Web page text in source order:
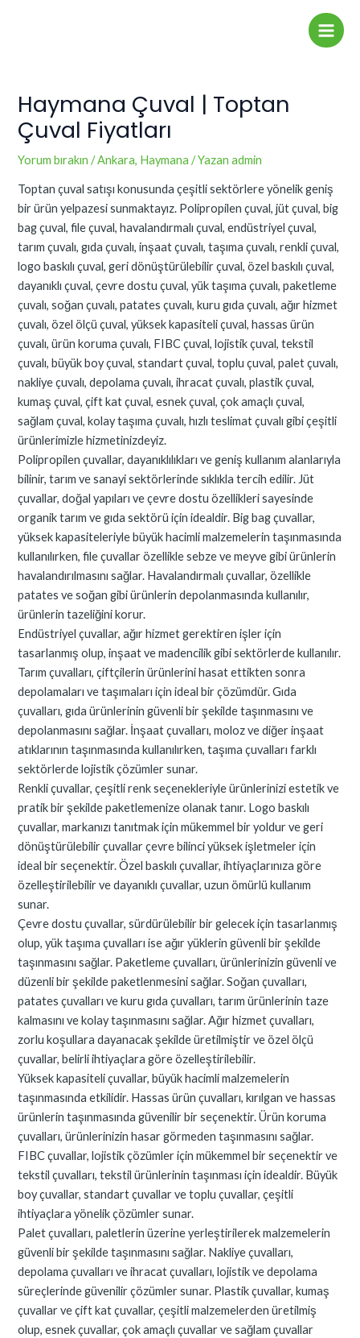
Main
Haymana Çuval | Toptan
Çuval Fiyatları
Yorum bırakın /Ankara, Haymana / Yazan admin
Toptan çuval satışı konusunda çeşitli sektörlere yönelik geniş
bir ürün yelpazesi sunmaktayız. Polipropilen çuval, jüt çuval, big
bag çuval, file çuval, havalandırmalı çuval, endüstriyel çuval,
tarım çuvalı, gıda çuvalı, inşaat çuvalı, taşıma çuvalı, renkli çuval,
logo baskılı çuval, geri dönüştürülebilir çuval, özel baskılı çuval,
dayanıklı çuval, çevre dostu çuval, yük taşıma çuvalı, paketleme
çuvalı, soğan çuvalı, patates çuvalı, kuru gıda çuvalı, ağır hizmet
çuvalı, özel ölçü çuval, yüksek kapasiteli çuval, hassas ürün
çuvalı, ürün koruma çuvalı, FIBC çuval, lojistik çuval, tekstil
çuvalı, büyük boy çuval, standart çuval, toplu çuval, palet çuvalı,
nakliye çuvalı, depolama çuvalı, ihracat çuvalı, plastik çuval,
kumaş çuval, çift kat çuval, esnek çuval, çok amaçlı çuval,
sağlam çuval, kolay taşıma çuvalı, hızlı teslimat çuvalı gibi çeşitli
ürünlerimizle hizmetinizdeyiz.
Polipropilen çuvallar, dayanıklılıkları ve geniş kullanım alanlarıyla
bilinir, tarım ve sanayi sektörlerinde sıklıkla tercih edilir. Jüt
çuvallar, doğal yapıları ve çevre dostu özellikleri sayesinde
organik tarım ve gıda sektörü için idealdir. Big bag çuvallar,
yüksek kapasiteleriyle büyük hacimli malzemelerin taşınmasında
kullanılırken, file çuvallar özellikle sebze ve meyve gibi ürünlerin
havalandırılmasını sağlar. Havalandırmalı çuvallar, özellikle
patates ve soğan gibi ürünlerin depolanmasında kullanılır,
ürünlerin tazeliğini korur.
Endüstriyel çuvallar, ağır hizmet gerektiren işler için
tasarlanmış olup, inşaat ve madencilik gibi sektörlerde kullanılır.
Tarım çuvalları, çiftçilerin ürünlerini hasat ettikten sonra
depolamaları ve taşımaları için ideal bir çözümdür. Gıda
çuvalları, gıda ürünlerinin güvenli bir şekilde taşınmasını ve
depolanmasını sağlar. İnşaat çuvalları, moloz ve diğer inşaat
atıklarının taşınmasında kullanılırken, taşıma çuvalları farklı
sektörlerde lojistik çözümler sunar.
Renkli çuvallar, çeşitli renk seçenekleriyle ürünlerinizi estetik ve
pratik bir şekilde paketlemenize olanak tanır. Logo baskılı
çuvallar, markanızı tanıtmak için mükemmel bir yoldur ve geri
dönüştürülebilir çuvallar çevre bilinci yüksek işletmeler için
ideal bir seçenektir. Özel baskılı çuvallar, ihtiyaçlarınıza göre
özelleştirilebilir ve dayanıklı çuvallar, uzun ömürlü kullanım
sunar.
Çevre dostu çuvallar, sürdürülebilir bir gelecek için tasarlanmış
olup, yük taşıma çuvalları ise ağır yüklerin güvenli bir şekilde
taşınmasını sağlar. Paketleme çuvalları, ürünlerinizin güvenli ve
düzenli bir şekilde paketlenmesini sağlar. Soğan çuvalları,
patates çuvalları ve kuru gıda çuvalları, tarım ürünlerinin taze
kalmasını ve kolay taşınmasını sağlar. Ağır hizmet çuvalları,
zorlu koşullara dayanacak şekilde üretilmiştir ve özel ölçü
çuvallar, belirli ihtiyaçlara göre özelleştirilebilir.
Yüksek kapasiteli çuvallar, büyük hacimli malzemelerin
taşınmasında etkilidir. Hassas ürün çuvalları, kırılgan ve hassas
ürünlerin taşınmasında güvenilir bir seçenektir. Ürün koruma
çuvalları, ürünlerinizin hasar görmeden taşınmasını sağlar.
FIBC çuvallar, lojistik çözümler için mükemmel bir seçenektir ve
tekstil çuvalları, tekstil ürünlerinin taşınması için idealdir. Büyük
boy çuvallar, standart çuvallar ve toplu çuvallar, çeşitli
ihtiyaçlara yönelik çözümler sunar.
Palet çuvalları, paletlerin üzerine yerleştirilerek malzemelerin
güvenli bir şekilde taşınmasını sağlar. Nakliye çuvalları,
depolama çuvalları ve ihracat çuvalları, lojistik ve depolama
süreçlerinde güvenilir çözümler sunar. Plastik çuvallar, kumaş
çuvallar ve çift kat çuvallar, çeşitli malzemelerden üretilmiş
olup, esnek çuvallar, çok amaçlı çuvallar ve sağlam çuvallar